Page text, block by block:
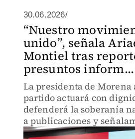
30.06.2026/
“Nuestro
unido”, señala
Montiel tras
presuntos inform...
La presidenta de
partido actuará con
defenderá la soberanía
a publicaciones y
provenientes de los